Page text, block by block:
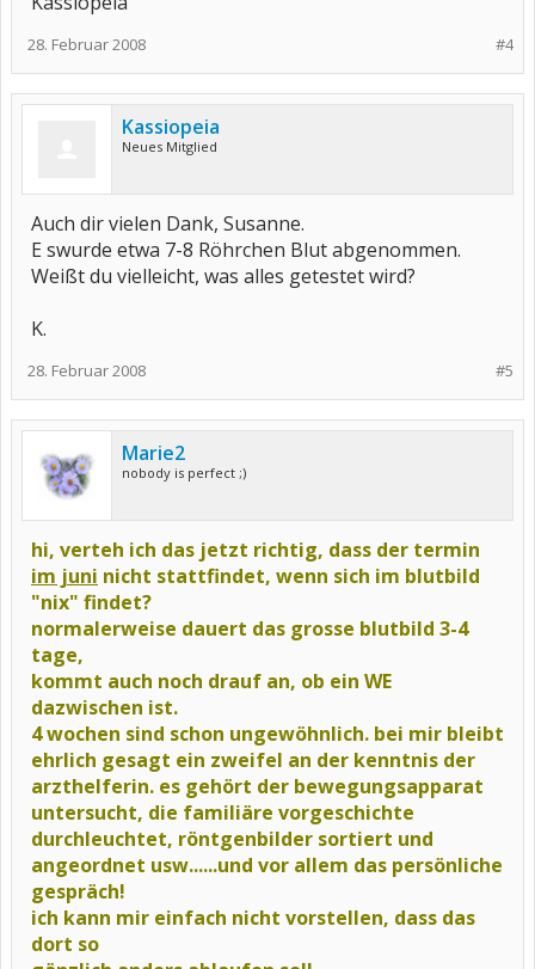
#4
28. Februar 2008
Kassiopeia
Neues Mitglied
Auch dir vielen Dank, Susanne.
E swurde etwa 7-8 Röhrchen Blut abgenommen.
Weißt du vielleicht, was alles getestet wird?
K.
#5
28. Februar 2008
Marie2
nobody is perfect ;)
hi, verteh ich das jetzt richtig, dass der termin
im juni nicht stattfindet, wenn sich im blutbild
"nix" findet?
normalerweise dauert das grosse blutbild 3-4
tage,
kommt auch noch drauf an, ob ein WE
dazwischen ist.
4 wochen sind schon ungewöhnlich. bei mir bleibt
ehrlich gesagt ein zweifel an der kenntnis der
arzthelferin. es gehört der bewegungsapparat
untersucht, die familiäre vorgeschichte
durchleuchtet, röntgenbilder sortiert und
angeordnet usw......und vor allem das persönliche
gespräch!
ich kann mir einfach nicht vorstellen, dass das
dort so